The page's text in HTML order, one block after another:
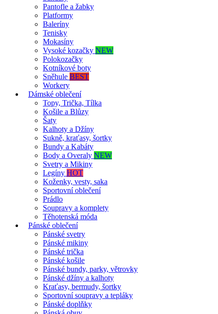
Pantofle a žabky
Platformy
Baleríny
Tenisky
Mokasíny
Vysoké kozačky NEW
Polokozačky
Kotníkové boty
Sněhule BEST
Workery
Dámské oblečení
Topy, Trička, Tílka
Košile a Blůzy
Šaty
Kalhoty a Džíny
Sukně, kraťasy, šortky
Bundy a Kabáty
Body a Overaly NEW
Svetry a Mikiny
Legíny HOT
Koženky, vesty, saka
Sportovní oblečení
Prádlo
Soupravy a komplety
Těhotenská móda
Pánské oblečení
Pánské svetry
Pánské mikiny
Pánské trička
Pánské košile
Pánské bundy, parky, větrovky
Pánské džíny a kalhoty
Kraťasy, bermudy, šortky
Sportovní soupravy a tepláky
Pánské doplňky